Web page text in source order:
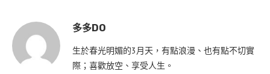
多多DO
生於春光明媚的3月天，有點浪漫、也有點不切實
際；喜歡放空、享受人生。